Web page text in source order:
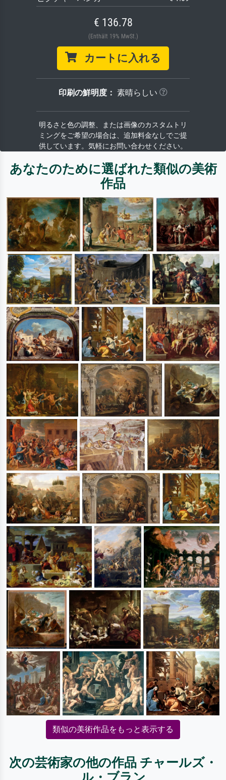
€ 136.78
(Enthält 19% MwSt.)
カートに入れる
印刷の鮮明度： 素晴らしい
明るさと色の調整、または画像のカスタムトリ
ミングをご希望の場合は、追加料金なしでご提
供しています。気軽にお問い合わせください。
あなたのために選ばれた類似の美術
作品
類似の美術作品をもっと表示する
次の芸術家の他の作品 チャールズ・